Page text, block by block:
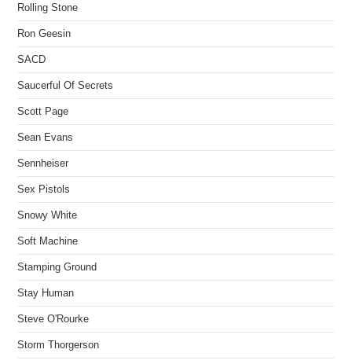
Rolling Stone
Ron Geesin
SACD
Saucerful Of Secrets
Scott Page
Sean Evans
Sennheiser
Sex Pistols
Snowy White
Soft Machine
Stamping Ground
Stay Human
Steve O'Rourke
Storm Thorgerson